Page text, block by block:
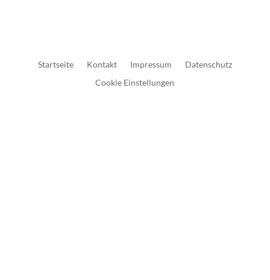
Startseite Kontakt Impressum
Datenschutz
Cookie Einstellungen